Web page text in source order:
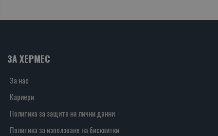
ЗА ХЕРМЕС
За нас
Кариери
Политика за защита на лични данни
Политика за използване на бисквитки